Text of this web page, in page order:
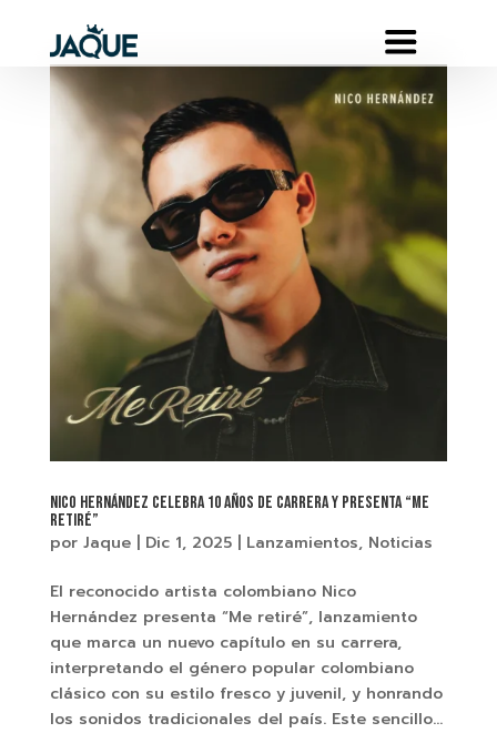
Nico Hernández celebra 10 años de carrera y presenta “Me
retiré”
por Jaque| Dic 1, 2025| Lanzamientos, Noticias
El reconocido artista colombiano Nico
Hernández presenta “Me retiré”, lanzamiento
que marca un nuevo capítulo en su carrera,
interpretando el género popular colombiano
clásico con su estilo fresco y juvenil, y honrando
los sonidos tradicionales del país. Este sencillo...